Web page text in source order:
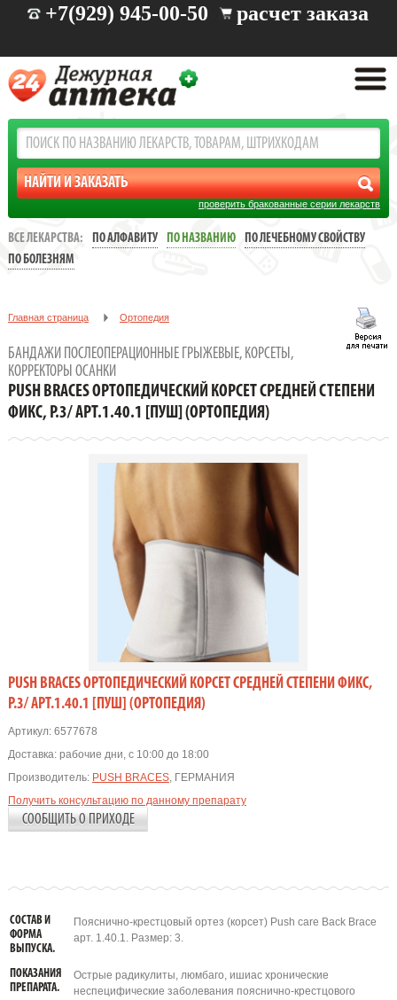
+7(929) 945-00-50 расчет заказа
проверить бракованные серии лекарств
ВСЕ ЛЕКАРСТВА: ПО АЛФАВИТУ ПО НАЗВАНИЮ
ПО ЛЕЧЕБНОМУ СВОЙСТВУ
ПО БОЛЕЗНЯМ
Главная страница Ортопедия
осанки
PUSH BRACES ОРТОПЕДИЧЕСКИЙ КОРСЕТ СРЕДНЕЙ СТЕПЕНИ
ФИКС, Р.3/ АРТ.1.40.1 [ПУШ] (Ортопедия)
БАНДАЖИ ПОСЛЕОПЕРАЦИОННЫЕ ГРЫЖЕВЫЕ, КОРСЕТЫ,
КОРРЕКТОРЫ ОСАНКИ
PUSH BRACES ОРТОПЕДИЧЕСКИЙ КОРСЕТ СРЕДНЕЙ СТЕПЕНИ
ФИКС, Р.3/ АРТ.1.40.1 [ПУШ] (ОРТОПЕДИЯ)
PUSH BRACES ОРТОПЕДИЧЕСКИЙ КОРСЕТ СРЕДНЕЙ СТЕПЕНИ ФИКС,
Р.3/ АРТ.1.40.1 [ПУШ] (ОРТОПЕДИЯ)
Артикул:6577678
Доставка: рабочие дни, с 10:00 до 18:00
Производитель: PUSH BRACES, ГЕРМАНИЯ
Получить консультацию по данному препарату
СООБЩИТЬ О ПРИХОДЕ
СОСТАВ И
ФОРМА
ВЫПУСКА.
Пояснично-крестцовый ортез (корсет) Push care Back Brace
арт. 1.40.1. Размер: 3.
ПОКАЗАНИЯ
ПРЕПАРАТА.
Острые радикулиты, люмбаго, ишиас хронические
неспецифические заболевания пояснично-крестцового